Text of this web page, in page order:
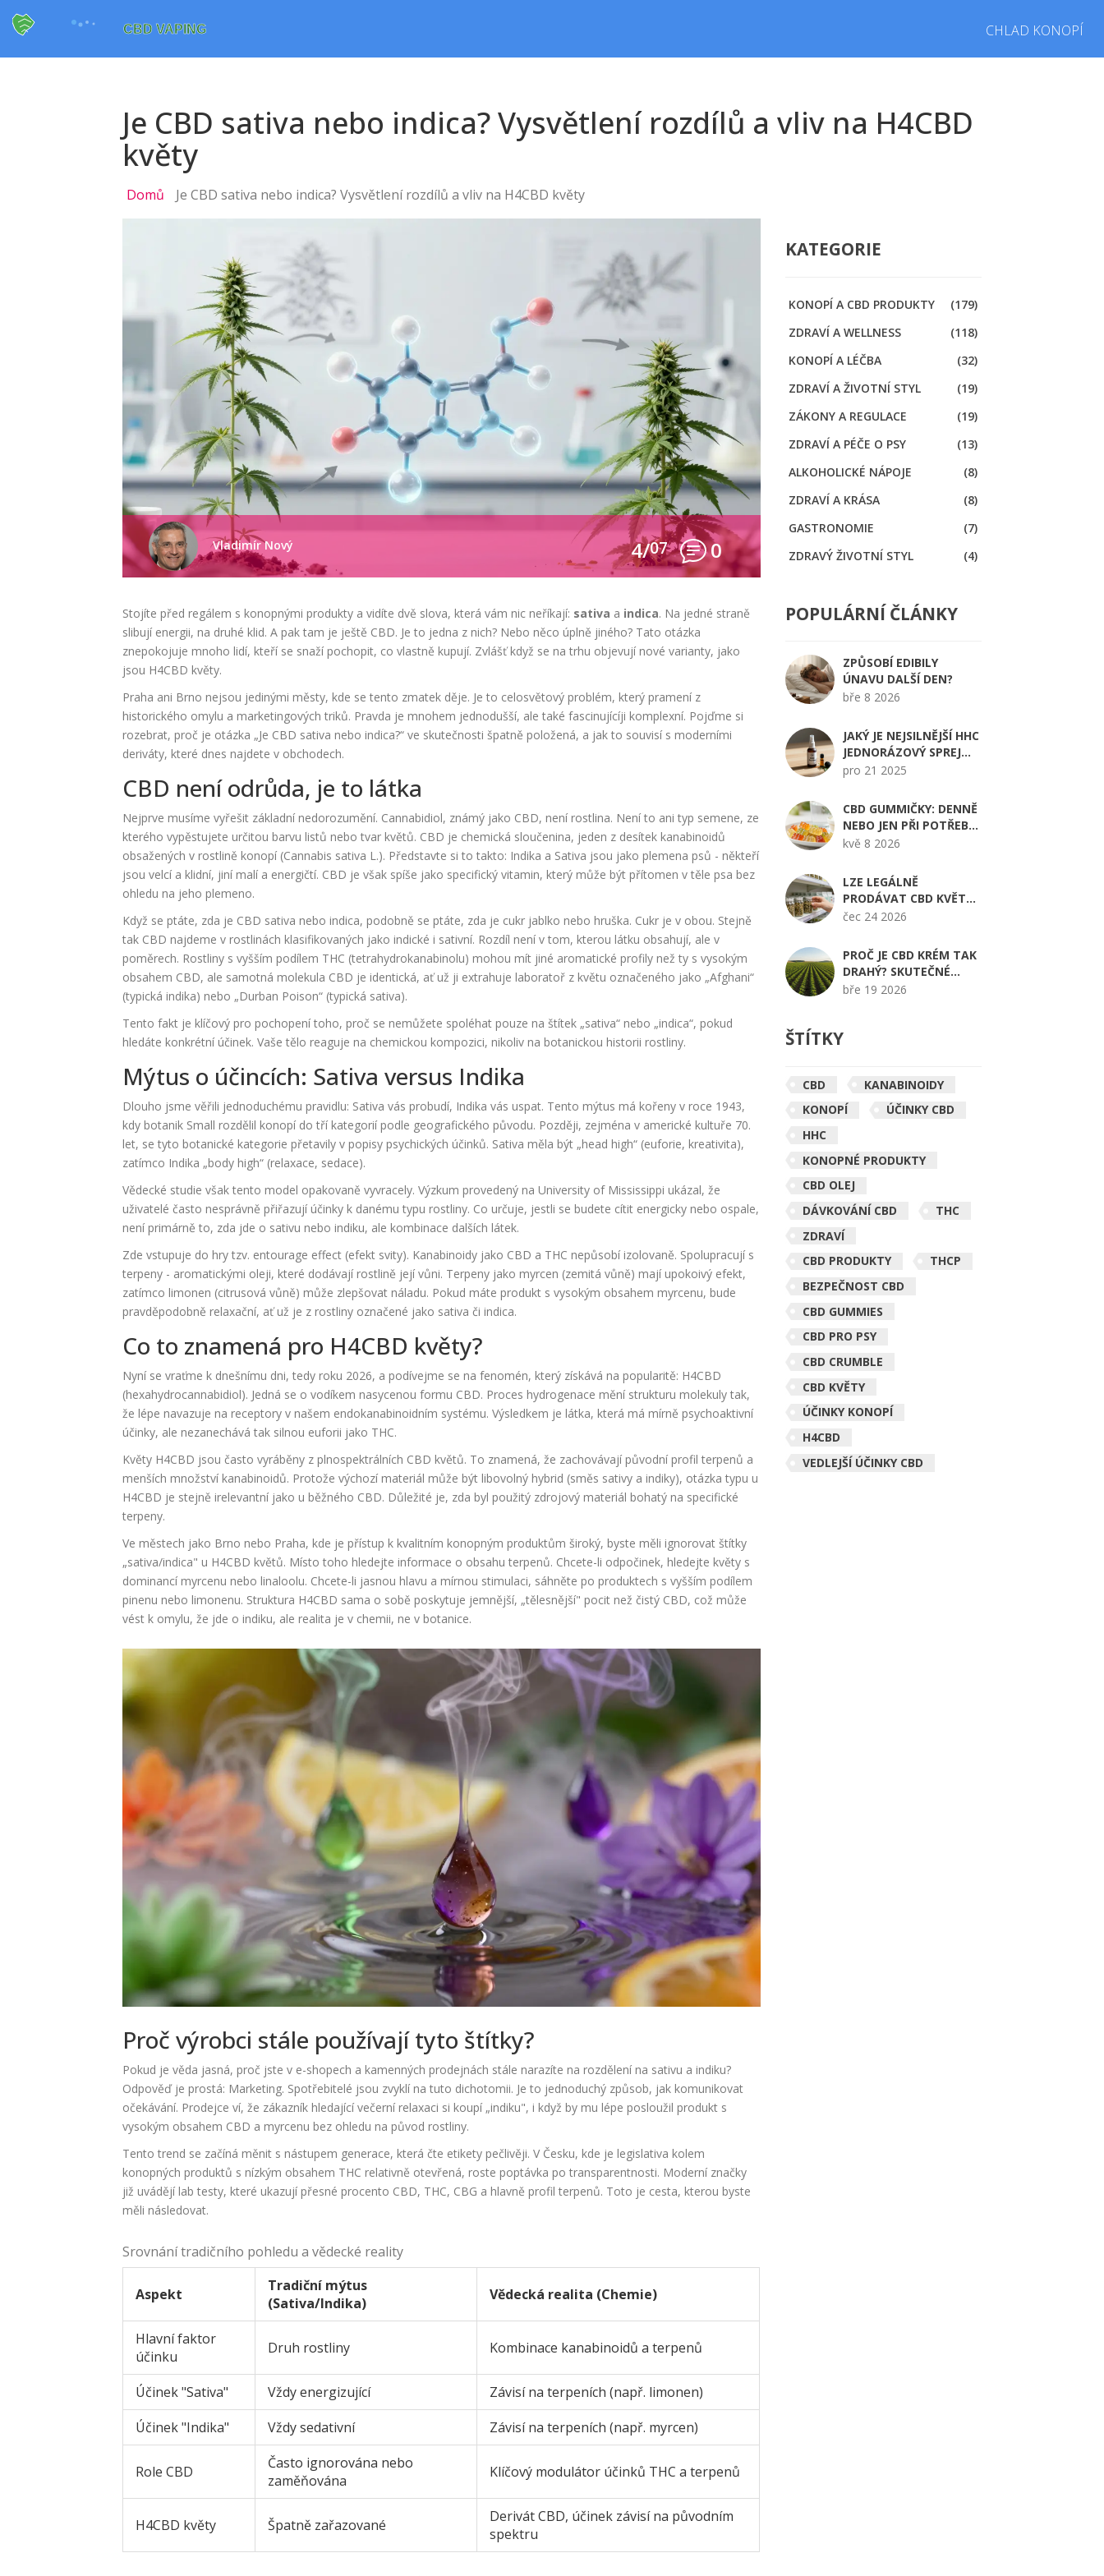
CHLAD KONOPÍ
Je CBD sativa nebo indica? Vysvětlení rozdílů a vliv na H4CBD
květy
Domů Je CBD sativa nebo indica? Vysvětlení rozdílů a vliv na H4CBD květy
Vladimír Nový 4/07 0
Stojíte před regálem s konopnými produkty a vidíte dvě slova, která vám nic neříkají: sativa a indica. Na jedné straně
slibují energii, na druhé klid. A pak tam je ještě CBD. Je to jedna z nich? Nebo něco úplně jiného? Tato otázka
znepokojuje mnoho lidí, kteří se snaží pochopit, co vlastně kupují. Zvlášť když se na trhu objevují nové varianty, jako
jsou H4CBD květy.
Praha ani Brno nejsou jedinými městy, kde se tento zmatek děje. Je to celosvětový problém, který pramení z
historického omylu a marketingových triků. Pravda je mnohem jednodušší, ale také fascinujícíji komplexní. Pojďme si
rozebrat, proč je otázka „Je CBD sativa nebo indica?“ ve skutečnosti špatně položená, a jak to souvisí s moderními
deriváty, které dnes najdete v obchodech.
CBD není odrůda, je to látka
Nejprve musíme vyřešit základní nedorozumění. Cannabidiol, známý jako CBD, není rostlina. Není to ani typ semene, ze
kterého vypěstujete určitou barvu listů nebo tvar květů. CBD je chemická sloučenina, jeden z desítek kanabinoidů
obsažených v rostlině konopí (Cannabis sativa L.). Představte si to takto: Indika a Sativa jsou jako plemena psů - někteří
jsou velcí a klidní, jiní malí a energičtí. CBD je však spíše jako specifický vitamin, který může být přítomen v těle psa bez
ohledu na jeho plemeno.
Když se ptáte, zda je CBD sativa nebo indica, podobně se ptáte, zda je cukr jablko nebo hruška. Cukr je v obou. Stejně
tak CBD najdeme v rostlinách klasifikovaných jako indické i sativní. Rozdíl není v tom, kterou látku obsahují, ale v
poměrech. Rostliny s vyšším podílem THC (tetrahydrokanabinolu) mohou mít jiné aromatické profily než ty s vysokým
obsahem CBD, ale samotná molekula CBD je identická, ať už ji extrahuje laboratoř z květu označeného jako „Afghani“
(typická indika) nebo „Durban Poison“ (typická sativa).
Tento fakt je klíčový pro pochopení toho, proč se nemůžete spoléhat pouze na štítek „sativa“ nebo „indica“, pokud
hledáte konkrétní účinek. Vaše tělo reaguje na chemickou kompozici, nikoliv na botanickou historii rostliny.
Mýtus o účincích: Sativa versus Indika
Dlouho jsme věřili jednoduchému pravidlu: Sativa vás probudí, Indika vás uspat. Tento mýtus má kořeny v roce 1943,
kdy botanik Small rozdělil konopí do tří kategorií podle geografického původu. Později, zejména v americké kultuře 70.
let, se tyto botanické kategorie přetavily v popisy psychických účinků. Sativa měla být „head high“ (euforie, kreativita),
zatímco Indika „body high“ (relaxace, sedace).
Vědecké studie však tento model opakovaně vyvracely. Výzkum provedený na University of Mississippi ukázal, že
uživatelé často nesprávně přiřazují účinky k danému typu rostliny. Co určuje, jestli se budete cítit energicky nebo ospale,
není primárně to, zda jde o sativu nebo indiku, ale kombinace dalších látek.
Zde vstupuje do hry tzv. entourage effect (efekt svity). Kanabinoidy jako CBD a THC nepůsobí izolovaně. Spolupracují s
terpeny - aromatickými oleji, které dodávají rostlině její vůni. Terpeny jako myrcen (zemitá vůně) mají upokoivý efekt,
zatímco limonen (citrusová vůně) může zlepšovat náladu. Pokud máte produkt s vysokým obsahem myrcenu, bude
pravděpodobně relaxační, ať už je z rostliny označené jako sativa či indica.
Co to znamená pro H4CBD květy?
Nyní se vraťme k dnešnímu dni, tedy roku 2026, a podívejme se na fenomén, který získává na popularitě: H4CBD
(hexahydrocannabidiol). Jedná se o vodíkem nasycenou formu CBD. Proces hydrogenace mění strukturu molekuly tak,
že lépe navazuje na receptory v našem endokanabinoidním systému. Výsledkem je látka, která má mírně psychoaktivní
účinky, ale nezanechává tak silnou euforii jako THC.
Květy H4CBD jsou často vyráběny z plnospektrálních CBD květů. To znamená, že zachovávají původní profil terpenů a
menších množství kanabinoidů. Protože výchozí materiál může být libovolný hybrid (směs sativy a indiky), otázka typu u
H4CBD je stejně irelevantní jako u běžného CBD. Důležité je, zda byl použitý zdrojový materiál bohatý na specifické
terpeny.
Ve městech jako Brno nebo Praha, kde je přístup k kvalitním konopným produktům široký, byste měli ignorovat štítky
„sativa/indica" u H4CBD květů. Místo toho hledejte informace o obsahu terpenů. Chcete-li odpočinek, hledejte květy s
dominancí myrcenu nebo linaloolu. Chcete-li jasnou hlavu a mírnou stimulaci, sáhněte po produktech s vyšším podílem
pinenu nebo limonenu. Struktura H4CBD sama o sobě poskytuje jemnější, „tělesnější" pocit než čistý CBD, což může
vést k omylu, že jde o indiku, ale realita je v chemii, ne v botanice.
Proč výrobci stále používají tyto štítky?
Pokud je věda jasná, proč jste v e-shopech a kamenných prodejnách stále narazíte na rozdělení na sativu a indiku?
Odpověď je prostá: Marketing. Spotřebitelé jsou zvyklí na tuto dichotomii. Je to jednoduchý způsob, jak komunikovat
očekávání. Prodejce ví, že zákazník hledající večerní relaxaci si koupí „indiku", i když by mu lépe posloužil produkt s
vysokým obsahem CBD a myrcenu bez ohledu na původ rostliny.
Tento trend se začíná měnit s nástupem generace, která čte etikety pečlivěji. V Česku, kde je legislativa kolem
konopných produktů s nízkým obsahem THC relativně otevřená, roste poptávka po transparentnosti. Moderní značky
již uvádějí lab testy, které ukazují přesné procento CBD, THC, CBG a hlavně profil terpenů. Toto je cesta, kterou byste
měli následovat.
Srovnání tradičního pohledu a vědecké reality
Aspekt
Tradiční mýtus
(Sativa/Indika)
Vědecká realita (Chemie)
Hlavní faktor
účinku
Druh rostliny Kombinace kanabinoidů a terpenů
Účinek "Sativa" Vždy energizující
Závisí na terpeních (např. limonen)
Účinek "Indika"
Vždy sedativní Závisí na terpeních (např. myrcen)
Role CBD
Často ignorována nebo
zaměňována
Klíčový modulátor účinků THC a terpenů
H4CBD květy Špatně zařazované
Derivát CBD, účinek závisí na původním
spektru
KATEGORIE
KONOPÍ A CBD PRODUKTY
(179)
ZDRAVÍ A WELLNESS
(118)
KONOPÍ A LÉČBA
(32)
ZDRAVÍ A ŽIVOTNÍ STYL
(19)
ZÁKONY A REGULACE
(19)
ZDRAVÍ A PÉČE O PSY
(13)
ALKOHOLICKÉ NÁPOJE
(8)
ZDRAVÍ A KRÁSA
(8)
GASTRONOMIE
(7)
ZDRAVÝ ŽIVOTNÍ STYL
(4)
POPULÁRNÍ ČLÁNKY
ZPŮSOBÍ EDIBILY
ÚNAVU DALŠÍ DEN?
bře 8 2026
JAKÝ JE NEJSILNĚJŠÍ HHC
JEDNORÁZOVÝ SPREJ
NA TRHU V ROCE 2025?
pro 21 2025
CBD GUMMIČKY: DENNĚ
NEBO JEN PŘI POTŘEBĚ?
KOMPLETNÍ PRŮVODCE
kvě 8 2026
LZE LEGÁLNĚ
PRODÁVAT CBD KVĚTY
VE VŠECH 50 STÁTECH
LEGISLATIVOU 2026
čec 24 2026
PROČ JE CBD KRÉM TAK
DRAHÝ? SKUTEČNÉ
DŮVODY ZA CENOU
bře 19 2026
ŠTÍTKY
CBD
KANABINOIDY
KONOPÍ
ÚČINKY CBD
HHC
KONOPNÉ PRODUKTY
CBD OLEJ
DÁVKOVÁNÍ CBD
THC
ZDRAVÍ
CBD PRODUKTY
THCP
BEZPEČNOST CBD
CBD GUMMIES
CBD PRO PSY
CBD CRUMBLE
CBD KVĚTY
ÚČINKY KONOPÍ
H4CBD
VEDLEJŠÍ ÚČINKY CBD